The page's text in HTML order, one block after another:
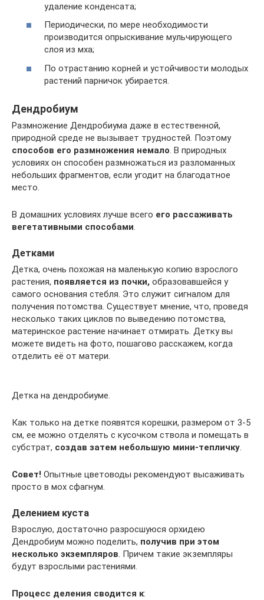
удаление конденсата;
Периодически, по мере необходимости
производится опрыскивание мульчирующего
слоя из мха;
По отрастанию корней и устойчивости молодых
растений парничок убирается.
Дендробиум
Размножение Дендробиума даже в естественной,
природной среде не вызывает трудностей. Поэтому
способов его размножения немало. В природных
условиях он способен размножаться из разломанных
небольших фрагментов, если угодит на благодатное
место.
В домашних условиях лучше всего его рассаживать
вегетативными способами.
Детками
Детка, очень похожая на маленькую копию взрослого
растения, появляется из почки, образовавшейся у
самого основания стебля. Это служит сигналом для
получения потомства. Существует мнение, что, проведя
несколько таких циклов по выведению потомства,
материнское растение начинает отмирать. Детку вы
можете видеть на фото, пошагово расскажем, когда
отделить её от матери.
Детка на дендробиуме.
Как только на детке появятся корешки, размером от 3-5
см, ее можно отделять с кусочком ствола и помещать в
субстрат, создав затем небольшую мини-тепличку.
Совет! Опытные цветоводы рекомендуют высаживать
просто в мох сфагнум.
Делением куста
Взрослую, достаточно разросшуюся орхидею
Дендробиум можно поделить, получив при этом
несколько экземпляров. Причем такие экземпляры
будут взрослыми растениями.
Процесс деления сводится к: